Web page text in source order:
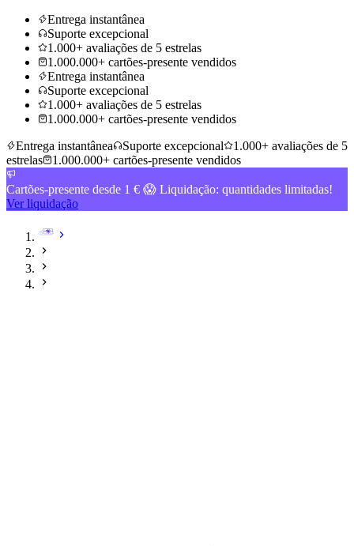
Entrega instantânea
Suporte excepcional
1.000+ avaliações de 5 estrelas
1.000.000+ cartões-presente vendidos
Entrega instantânea
Suporte excepcional
1.000+ avaliações de 5 estrelas
1.000.000+ cartões-presente vendidos
Entrega instantânea
Suporte excepcional
1.000+ avaliações de 5
estrelas
1.000.000+ cartões-presente vendidos
Cartões-presente desde 1 € 😱 Liquidação: quantidades limitadas!
Ver liquidação